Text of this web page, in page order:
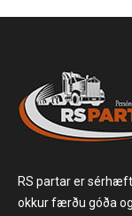
RS partar er
okkur færðu góða